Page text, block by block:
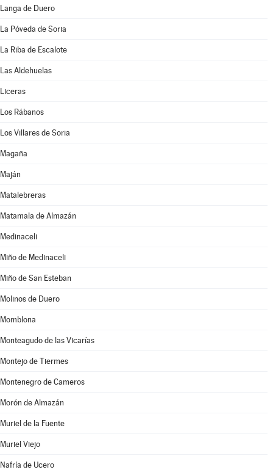
Langa de Duero
La Póveda de Soria
La Riba de Escalote
Las Aldehuelas
Liceras
Los Rábanos
Los Villares de Soria
Magaña
Maján
Matalebreras
Matamala de Almazán
Medinaceli
Miño de Medinaceli
Miño de San Esteban
Molinos de Duero
Momblona
Monteagudo de las Vicarías
Montejo de Tiermes
Montenegro de Cameros
Morón de Almazán
Muriel de la Fuente
Muriel Viejo
Nafría de Ucero